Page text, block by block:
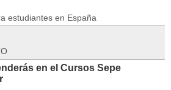
estudiantes en España
en el Cursos Sepe